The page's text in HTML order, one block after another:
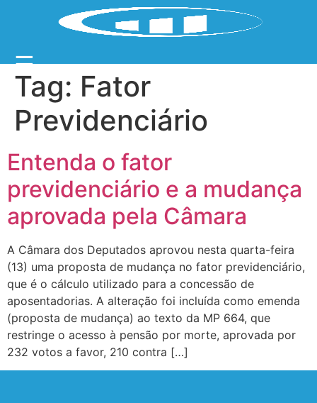
☰
Tag: Fator
Previdenciário
Entenda o fator
previdenciário e a mudança
aprovada pela Câmara
A Câmara dos Deputados aprovou nesta quarta-feira
(13) uma proposta de mudança no fator previdenciário,
que é o cálculo utilizado para a concessão de
aposentadorias. A alteração foi incluída como emenda
(proposta de mudança) ao texto da MP 664, que
restringe o acesso à pensão por morte, aprovada por
232 votos a favor, 210 contra […]